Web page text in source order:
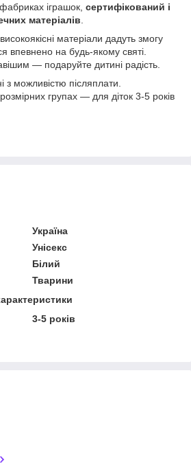
іграшок, сертифікований і
матеріалів
матеріали дадуть змогу
впевнено на будь-якому святі.
— подаруйте дитині радість.
з можливістю післяплати.
групах — для діток 3-5 років
Україна
Унісекс
Білий
Тварини
3-5 років